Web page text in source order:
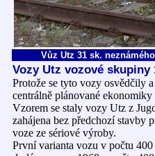
Vůz Utz 31 sk.
Vozy Utz vozové skupiny
Protože se tyto vozy osvědčily
centrálně plánované
Vzorem se staly vozy Utz z
zahájena bez předchozí
voze ze sériové výroby.
První varianta vozu v počtu